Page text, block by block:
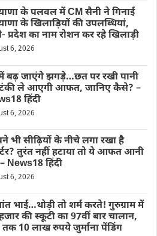
के पलवल में CM सैनी ने गिनाई
के खिलाड़ियों की उपलब्धियां,
प्रदेश का नाम रोशन कर रहे खिलाड़ी
6, 2026
बढ़ जाएंगे झगड़े…छत पर रखी पानी
ले आएगी आफत, जानिए कैसे? –
हिंदी
6, 2026
भी सीढ़ियों के नीचे लगा रखा है
तुरंत नहीं हटाया तो ये आफत आनी
News18 हिंदी
6, 2026
भाई…थोड़ी तो शर्म करते! गुरुग्राम में
की स्कूटी का 97वीं बार चालान,
10 लाख रुपये जुर्माना पेंडिंग